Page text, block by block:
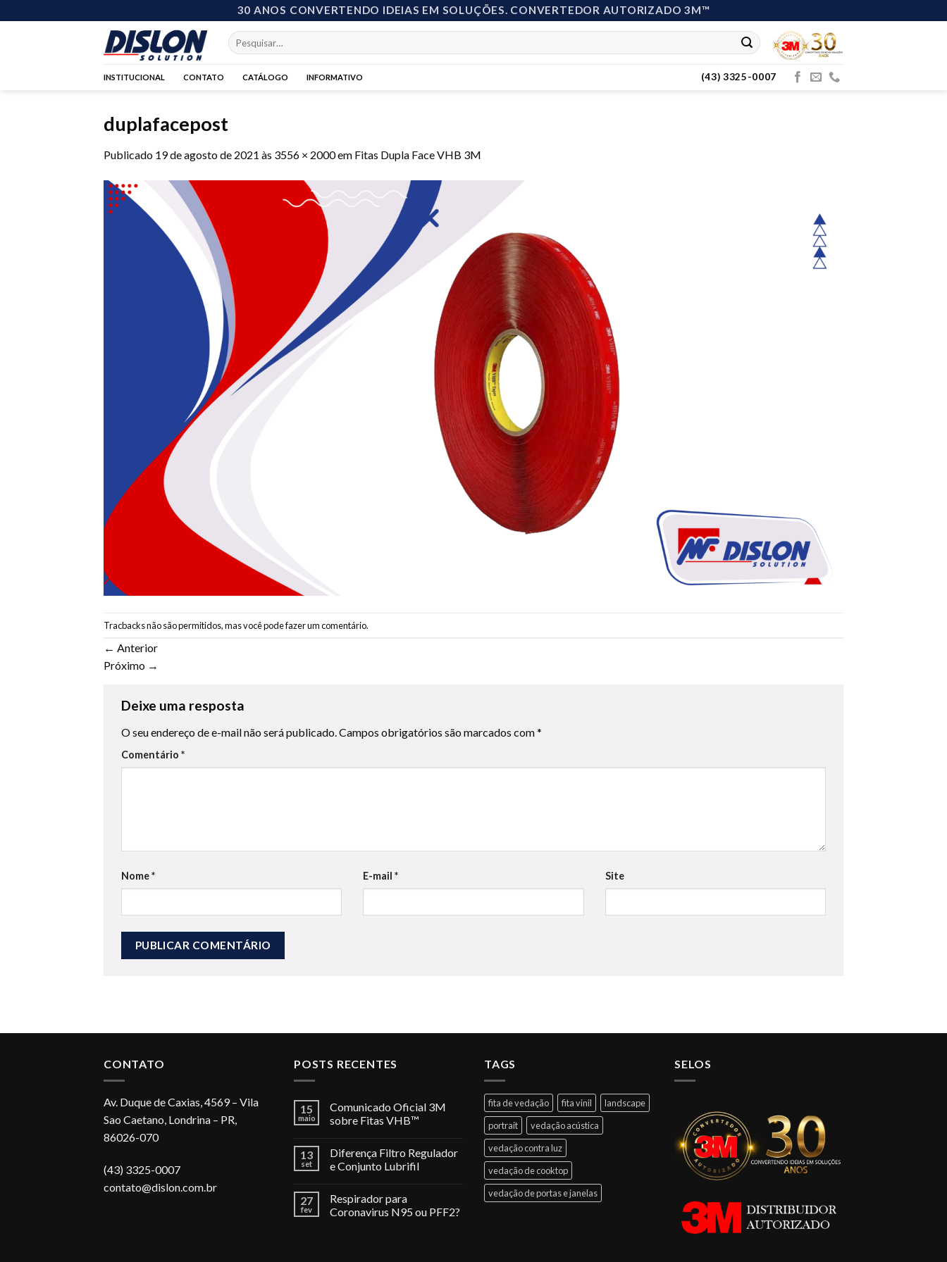
to
30 ANOS CONVERTENDO IDEIAS EM SOLUÇÕES. CONVERTEDOR AUTORIZADO 3M™
Pesquisar
por:
INSTITUCIONAL CONTATO CATÁLOGO INFORMATIVO (43) 3325-0007
duplafacepost
Publicado 19 de agosto de 2021 às 3556 × 2000em Fitas Dupla Face VHB 3M
Tracbacks não são permitidos, mas você podefazer um comentário.
← Anterior
Próximo →
Deixe uma resposta
O seu endereço de e-mail não será publicado.Campos obrigatórios são marcados com*
Comentário *
Nome* E-mail* Site
CONTATO
Av. Duque de Caxias, 4569 – Vila
Sao Caetano, Londrina – PR,
86026-070
(43) 3325-0007
contato@dislon.com.br
POSTS RECENTES
15
maio
Comunicado Oficial 3M
sobre Fitas VHB™
13
set
Diferença Filtro Regulador
e Conjunto Lubrifil
27
fev
Respirador para
Coronavirus N95 ou PFF2?
TAGS
fita de vedação fita vinil
landscape
portrait
vedação acústica
vedação contra luz
vedação de cooktop
vedação de portas e janelas
SELOS